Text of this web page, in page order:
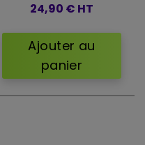
24,90 € HT
Ajouter au
panier